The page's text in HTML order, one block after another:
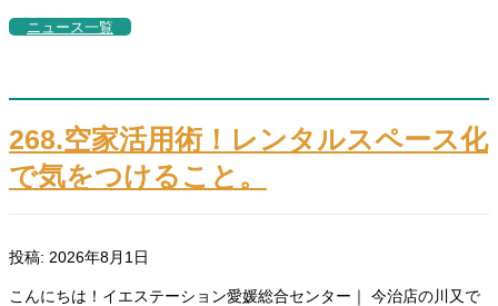
ニュース一覧
268.空家活用術！レンタルスペース化
で気をつけること。
投稿: 2026年8月1日
こんにちは！イエステーション愛媛総合センター｜ 今治店の川又で